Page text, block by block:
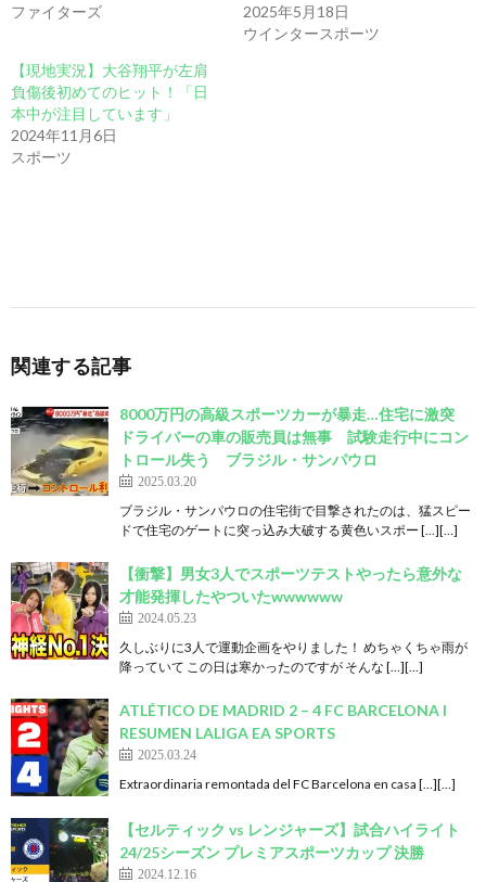
ファイターズ
2025年5月18日
ウインタースポーツ
【現地実況】大谷翔平が左肩
負傷後初めてのヒット！「日
本中が注目しています」
2024年11月6日
スポーツ
関連する記事
8000万円の高級スポーツカーが暴走…住宅に激突
ドライバーの車の販売員は無事 試験走行中にコン
トロール失う ブラジル・サンパウロ
2025.03.20
ブラジル・サンパウロの住宅街で目撃されたのは、猛スピー
ドで住宅のゲートに突っ込み大破する黄色いスポー […][…]
【衝撃】男女3人でスポーツテストやったら意外な
才能発揮したやついたwwwwww
2024.05.23
久しぶりに3人で運動企画をやりました！ めちゃくちゃ雨が
降っていて この日は寒かったのですが そんな […][…]
ATLÉTICO DE MADRID 2 – 4 FC BARCELONA I
RESUMEN LALIGA EA SPORTS
2025.03.24
Extraordinaria remontada del FC Barcelona en casa […][…]
【セルティック vs レンジャーズ】試合ハイライト
24/25シーズン プレミアスポーツカップ 決勝
2024.12.16